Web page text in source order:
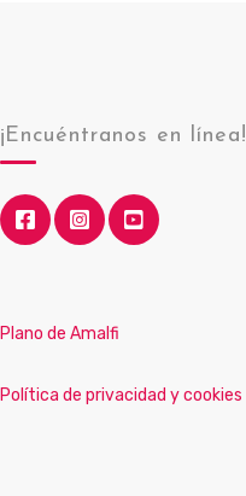
¡Encuéntranos en línea!
Plano de Amalfi
Política de privacidad y cookies